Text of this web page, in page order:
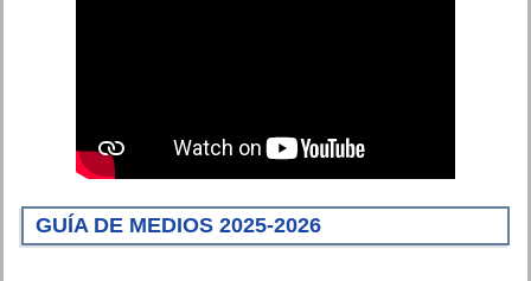
GUÍA DE MEDIOS 2025-2026